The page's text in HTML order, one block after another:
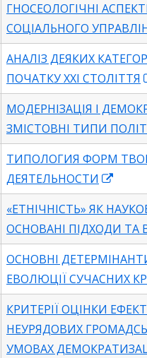
ГНОСЕОЛОГІЧНІ
СОЦІАЛЬНОГО
АНАЛІЗ ДЕЯКИХ
ПОЧАТКУ ХХІ СТОЛІТТЯ
МОДЕРНІЗАЦІЯ І
ЗМІСТОВНІ ТИПИ
ТИПОЛОГИЯ ФОРМ
ДЕЯТЕЛЬНОСТИ
in
a
new
«ЕТНІЧНІСТЬ» ЯК
ОСНОВАНІ ПІДХОДИ ТА
ОСНОВНІ
ЕВОЛЮЦІЇ СУЧАСНИХ
КРИТЕРІЇ ОЦІНКИ
НЕУРЯДОВИХ
УМОВАХ